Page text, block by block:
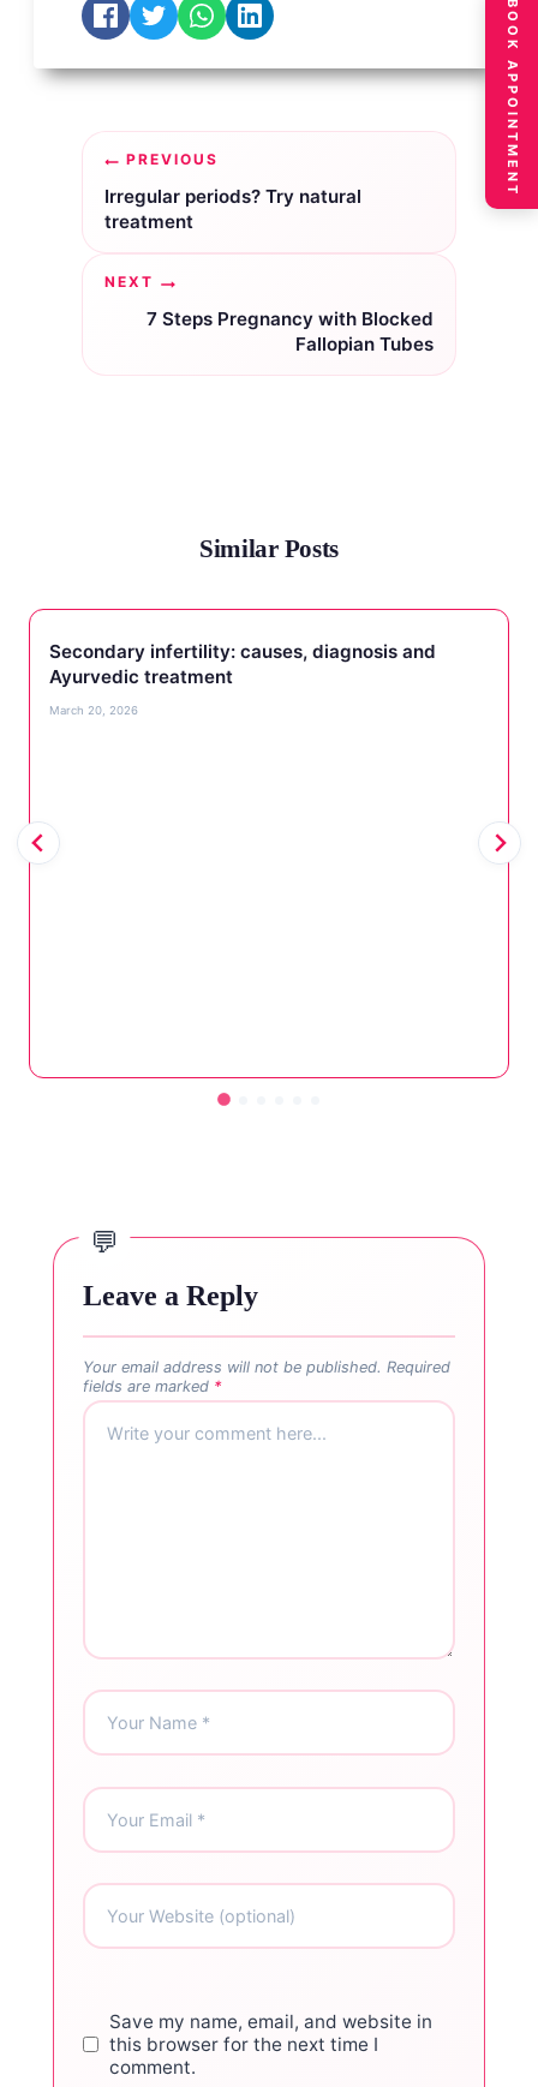
Post
navigation
PREVIOUS
Irregular periods? Try natural
treatment
NEXT
7 Steps Pregnancy with Blocked
Fallopian Tubes
Similar Posts
Secondary infertility: causes, diagnosis and
Ayurvedic treatment
March 20, 2026
Leave a Reply
Your email address will not be published. Required
fields are marked *
Save my name, email, and website in
this browser for the next time I
comment.
BOOK APPOINTMENT